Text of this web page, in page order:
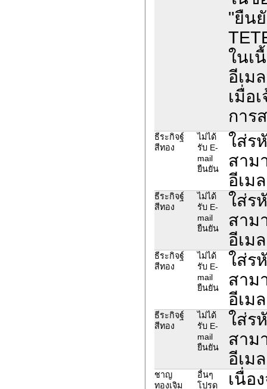
"ยืน
ในเ
อีเม
เมื่อ
การ
ธีระกิจฐ์
สีทอง
ไม่ได้
รับ E-
mail
ยืนยัน
ใส่ร
สาม
อีเม
ธีระกิจฐ์
สีทอง
ไม่ได้
รับ E-
mail
ยืนยัน
ใส่ร
สาม
อีเม
ธีระกิจฐ์
สีทอง
ไม่ได้
รับ E-
mail
ยืนยัน
ใส่ร
สาม
อีเม
ธีระกิจฐ์
สีทอง
ไม่ได้
รับ E-
mail
ยืนยัน
ใส่ร
สาม
อีเม
ชาญ
ทองเจิม
อื่นๆ
โปรด
เนื่อ